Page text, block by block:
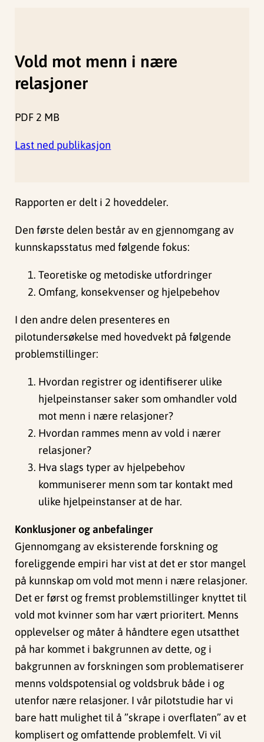
Vold mot menn i nære
relasjoner
PDF 2 MB
Last ned publikasjon
Rapporten er delt i 2 hoveddeler.
Den første delen består av en gjennomgang av
kunnskapsstatus med følgende fokus:
Teoretiske og metodiske utfordringer
Omfang, konsekvenser og hjelpebehov
I den andre delen presenteres en
pilotundersøkelse med hovedvekt på følgende
problemstillinger:
Hvordan registrer og identifiserer ulike
hjelpeinstanser saker som omhandler vold
mot menn i nære relasjoner?
Hvordan rammes menn av vold i nærer
relasjoner?
Hva slags typer av hjelpebehov
kommuniserer menn som tar kontakt med
ulike hjelpeinstanser at de har.
Konklusjoner og anbefalinger
Gjennomgang av eksisterende forskning og
foreliggende empiri har vist at det er stor mangel
på kunnskap om vold mot menn i nære relasjoner.
Det er først og fremst problemstillinger knyttet til
vold mot kvinner som har vært prioritert. Menns
opplevelser og måter å håndtere egen utsatthet
på har kommet i bakgrunnen av dette, og i
bakgrunnen av forskningen som problematiserer
menns voldspotensial og voldsbruk både i og
utenfor nære relasjoner. I vår pilotstudie har vi
bare hatt mulighet til å ”skrape i overflaten” av et
komplisert og omfattende problemfelt. Vi vil